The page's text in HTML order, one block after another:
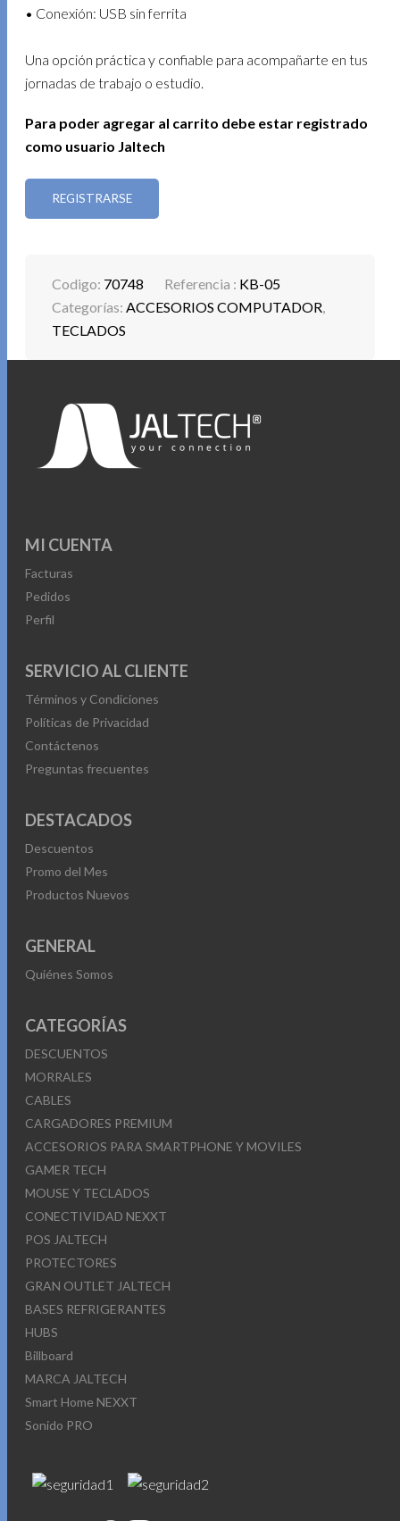
• Conexión: USB sin ferrita
Una opción práctica y confiable para acompañarte en tus
jornadas de trabajo o estudio.
Para poder agregar al carrito debe estar registrado
como usuario Jaltech
REGISTRARSE
Codigo: 70748 Referencia : KB-05
Categorías: ACCESORIOS COMPUTADOR
TECLADOS
MI CUENTA
Facturas
Pedidos
Perfil
SERVICIO AL CLIENTE
Términos y Condiciones
Políticas de Privacidad
Contáctenos
Preguntas frecuentes
DESTACADOS
Descuentos
Promo del Mes
Productos Nuevos
GENERAL
Quiénes Somos
CATEGORÍAS
DESCUENTOS
MORRALES
CABLES
CARGADORES PREMIUM
ACCESORIOS PARA SMARTPHONE Y MOVILES
GAMER TECH
MOUSE Y TECLADOS
CONECTIVIDAD NEXXT
POS JALTECH
PROTECTORES
GRAN OUTLET JALTECH
BASES REFRIGERANTES
HUBS
Billboard
MARCA JALTECH
Smart Home NEXXT
Sonido PRO